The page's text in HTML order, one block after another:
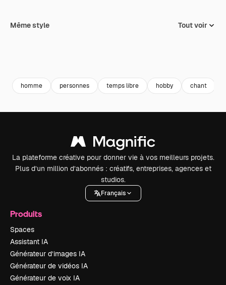
Même style Tout voir
homme personnes temps libre hobby chant
La plateforme créative pour donner vie à vos meilleurs projets.
Plus d’un million d’abonnés : créatifs, entreprises, agences et
studios.
Français
Produits
Spaces
Assistant IA
Générateur d’images IA
Générateur de vidéos IA
Générateur de voix IA